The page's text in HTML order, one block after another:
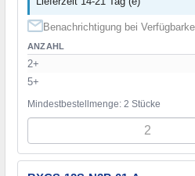
Benachrichtigung bei
ANZAHL
2+
5+
Mindestbestellmenge: 2 Stücke